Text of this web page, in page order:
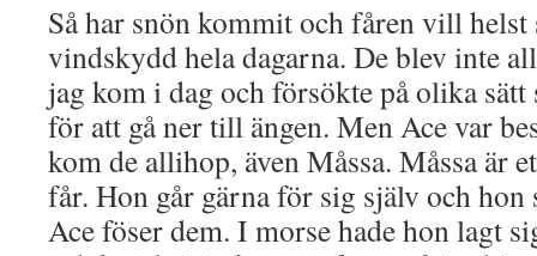
Så har snön kommit och fåren vill
vindskydd hela dagarna. De blev inte
jag kom i dag och försökte på olika
för att gå ner till ängen. Men Ace var
kom de allihop, även Måssa. Måssa är
får. Hon går gärna för sig själv och
Ace föser dem. I morse hade hon lagt